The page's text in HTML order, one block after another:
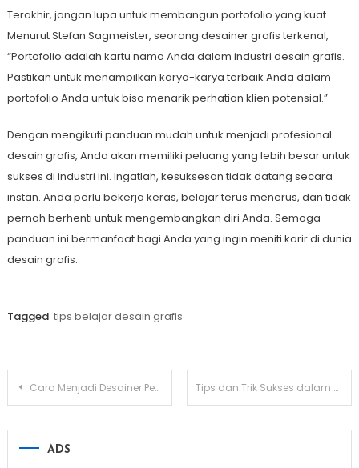
Terakhir, jangan lupa untuk membangun portofolio yang kuat.
Menurut Stefan Sagmeister, seorang desainer grafis terkenal,
“Portofolio adalah kartu nama Anda dalam industri desain grafis.
Pastikan untuk menampilkan karya-karya terbaik Anda dalam
portofolio Anda untuk bisa menarik perhatian klien potensial.”
Dengan mengikuti panduan mudah untuk menjadi profesional
desain grafis, Anda akan memiliki peluang yang lebih besar untuk
sukses di industri ini. Ingatlah, kesuksesan tidak datang secara
instan. Anda perlu bekerja keras, belajar terus menerus, dan tidak
pernah berhenti untuk mengembangkan diri Anda. Semoga
panduan ini bermanfaat bagi Anda yang ingin meniti karir di dunia
desain grafis.
Tagged tips belajar desain grafis
Post
Cara Menjadi Desainer Pemula yang Profesional dan Berpengalaman Tips dan Trik Sukses dalam Desain Grafis
ADS